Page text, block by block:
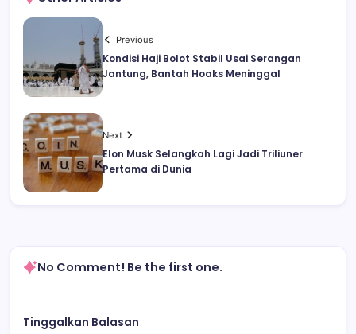
Previous
Kondisi Haji Bolot Stabil Usai Serangan
Jantung, Bantah Hoaks Meninggal
Next
Elon Musk Selangkah Lagi Jadi Triliuner
Pertama di Dunia
No Comment! Be the first one.
Tinggalkan Balasan